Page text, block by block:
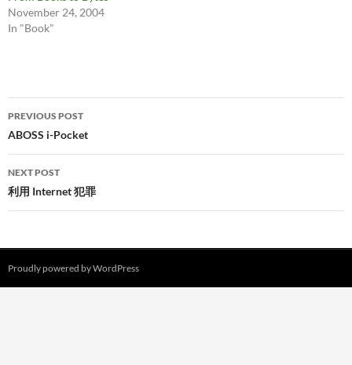
November 24, 2004
In "Book"
Post
navigation
PREVIOUS POST
ABOSS i-Pocket
NEXT POST
利用 Internet 犯罪
Proudly powered by WordPress